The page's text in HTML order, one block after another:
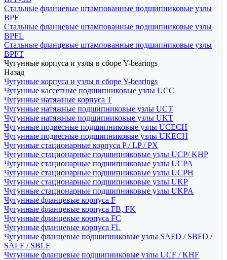
Стальные фланцевые штампованные подшипниковые узлы
BPF
Стальные фланцевые штампованные подшипниковые узлы
BPFL
Стальные фланцевые штампованные подшипниковые узлы
BPFT
Чугунные корпуса и узлы в сборе Y-bearings
Назад
Чугунные корпуса и узлы в сборе Y-bearings
Чугунные кассетные подшипниковые узлы UCC
Чугунные натяжные корпуса T
Чугунные натяжные подшипниковые узлы UCT
Чугунные натяжные подшипниковые узлы UKT
Чугунные подвесные подшипниковые узлы UCECH
Чугунные подвесные подшипниковые узлы UKECH
Чугунные стационарные корпуса P / LP / PX
Чугунные стационарные подшипниковые узлы UCP/ KHP
Чугунные стационарные подшипниковые узлы UCPA
Чугунные стационарные подшипниковые узлы UCPH
Чугунные стационарные подшипниковые узлы UKP
Чугунные стационарные подшипниковые узлы UKPA
Чугунные фланцевые корпуса F
Чугунные фланцевые корпуса FB, FK
Чугунные фланцевые корпуса FC
Чугунные фланцевые корпуса FL
Чугунные фланцевые подшипниковые узлы SAFD / SBFD /
SALF / SBLF
Чугунные фланцевые подшипниковые узлы UCF / KHF